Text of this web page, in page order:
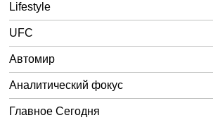
Lifestyle
UFC
Автомир
Аналитический фокус
Главное Сегодня